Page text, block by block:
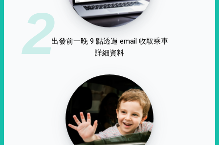
2出發前一晚 9 點透過 email 收取乘車
詳細資料